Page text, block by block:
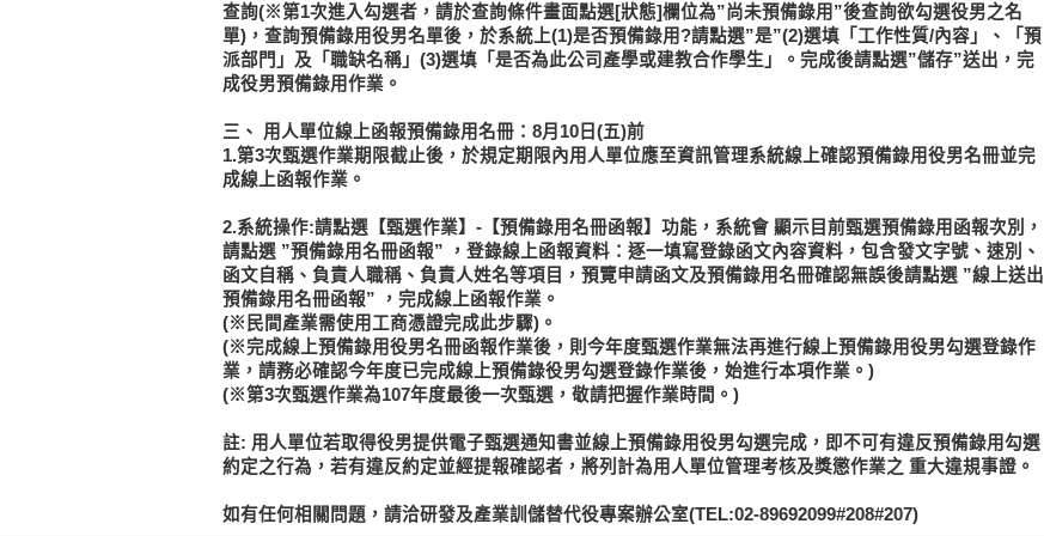
查詢(※第1次進入勾選者，請於查詢條件畫面點選[狀態]欄位為”尚未預備錄用”後查詢欲勾選役男之名
單)，查詢預備錄用役男名單後，於系統上(1)是否預備錄用?請點選”是”(2)選填「工作性質/內容」、「預
派部門」及「職缺名稱」(3)選填「是否為此公司產學或建教合作學生」。完成後請點選”儲存”送出，完
成役男預備錄用作業。
三、 用人單位線上函報預備錄用名冊：8月10日(五)前
1.第3次甄選作業期限截止後，於規定期限內用人單位應至資訊管理系統線上確認預備錄用役男名冊並完
成線上函報作業。
2.系統操作:請點選【甄選作業】-【預備錄用名冊函報】功能，系統會 顯示目前甄選預備錄用函報次別 ，
請點選 ”預備錄用名冊函報”
，登錄線上函報資料：逐一填寫登錄函文內容資料，包含發文字號、速別、
函文自稱、負責人職稱、負責人姓名等項目，預覽申請函文及預備錄用名冊確認無誤後請點選 ”線上送出
預備錄用名冊函報”
，完成線上函報作業。
(※民間產業需使用工商憑證完成此步驟)。
(※完成線上預備錄用役男名冊函報作業後，則今年度甄選作業無法再進行線上預備錄用役男勾選登錄作
業，請務必確認今年度已完成線上預備錄役男勾選登錄作業後，始進行本項作業。)
(※第3次甄選作業為107年度最後一次甄選，敬請把握作業時間。)
註: 用人單位若取得役男提供電子甄選通知書並線上預備錄用役男勾選完成，即不可有違反預備錄用勾選
約定之行為，若有違反約定並經提報確認者，將列計為用人單位管理考核及獎懲作業之 重大違規事證 。
如有任何相關問題，請洽研發及產業訓儲替代役專案辦公室(TEL:02-89692099#208#207)